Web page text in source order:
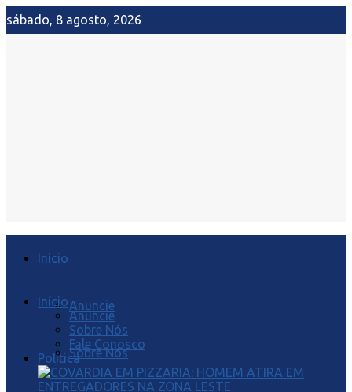
sábado, 8 agosto, 2026
Início
Anuncie
Sobre Nós
Início
Anuncie
Sobre Nós
Fale Conosco
Política